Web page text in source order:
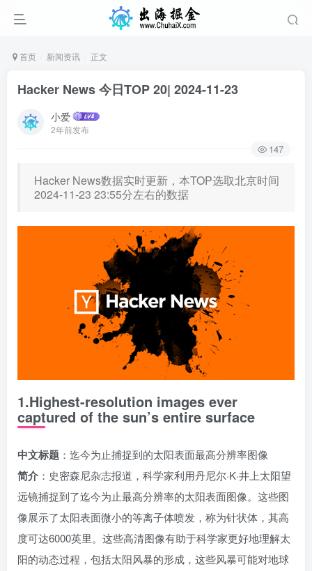
首页 新闻资讯 正文
Hacker News 今日TOP 20| 2024-11-23
小爱
2年前发布
147
Hacker News数据实时更新，本TOP选取北京时间
2024-11-23 23:55分左右的数据
1.Highest-resolution images ever
captured of the sun’s entire surface
中文标题 ：迄今为止捕捉到的太阳表面最高分辨率图像
简介 ：史密森尼杂志报道，科学家利用丹尼尔·K·井上太阳望
远镜捕捉到了迄今为止最高分辨率的太阳表面图像。这些图
像展示了太阳表面微小的等离子体喷发，称为针状体，其高
度可达6000英里。这些高清图像有助于科学家更好地理解太
阳的动态过程，包括太阳风暴的形成，这些风暴可能对地球